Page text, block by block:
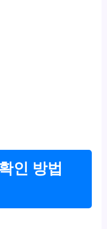
인 방법